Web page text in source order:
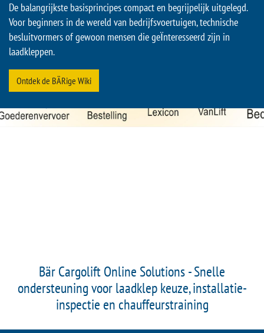
De balangrijkste basisprincipes compact en begrijpelijk uitgelegd.
Voor beginners in de wereld van bedrijfsvoertuigen, technische
besluitvormers of gewoon mensen die geΪnteresseerd zijn in
laadkleppen.
Ontdek de BÄRige Wiki
Bär Cargolift Online Solutions - Snelle
ondersteuning voor laadklep keuze, installatie-
inspectie en chauffeurstraining